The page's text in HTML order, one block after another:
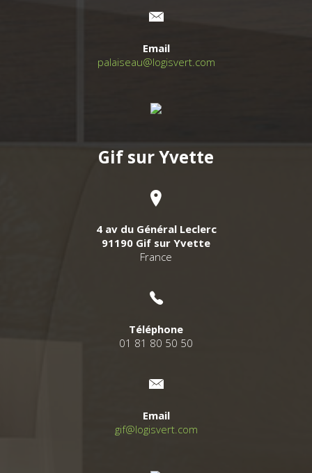
Email
palaiseau@logisvert.com
Gif sur Yvette
4 av du Général Leclerc
91190 Gif sur Yvette
France
Téléphone
01 81 80 50 50
Email
gif@logisvert.com